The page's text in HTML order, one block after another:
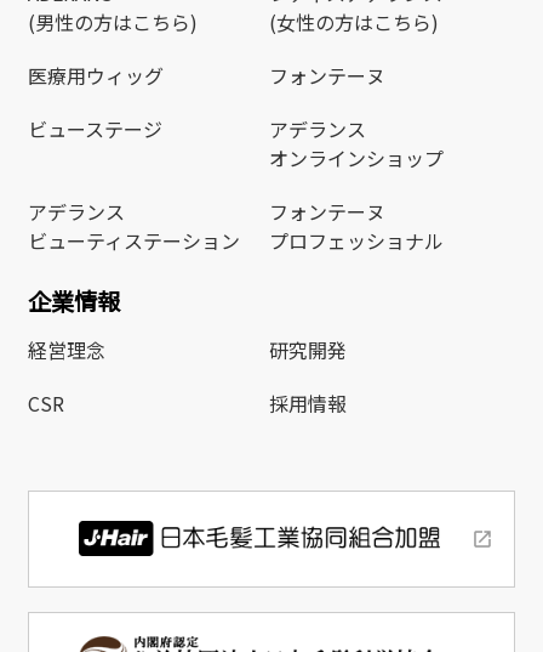
(男性の方はこちら)
(女性の方はこちら)
医療用ウィッグ
フォンテーヌ
ビューステージ
アデランス
オンラインショップ
アデランス
ビューティステーション
フォンテーヌ
プロフェッショナル
企業情報
経営理念
研究開発
CSR
採用情報